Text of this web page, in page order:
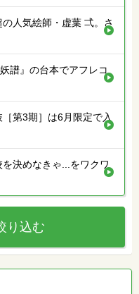
人気絵師・虚葉 弌。さ
譜』の台本でアフレコ
第3期］は6月限定で入
を決めなきゃ...をワクワ
り込む